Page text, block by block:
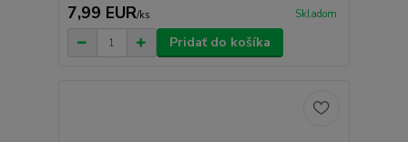
7,99 EUR/ks Skladom
Pridať do košíka